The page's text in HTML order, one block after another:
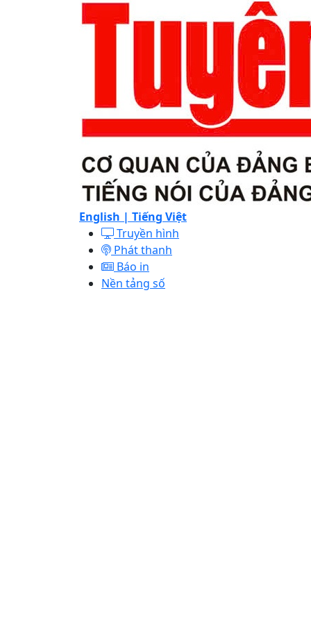
English | Tiếng Việt
Truyền hình
Phát thanh
Báo in
Nền tảng số